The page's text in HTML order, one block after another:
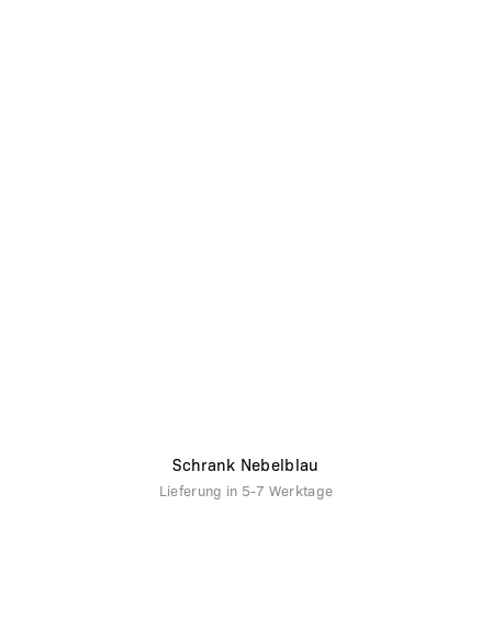
Schrank Nebelblau
Lieferung in 5-7 Werktage